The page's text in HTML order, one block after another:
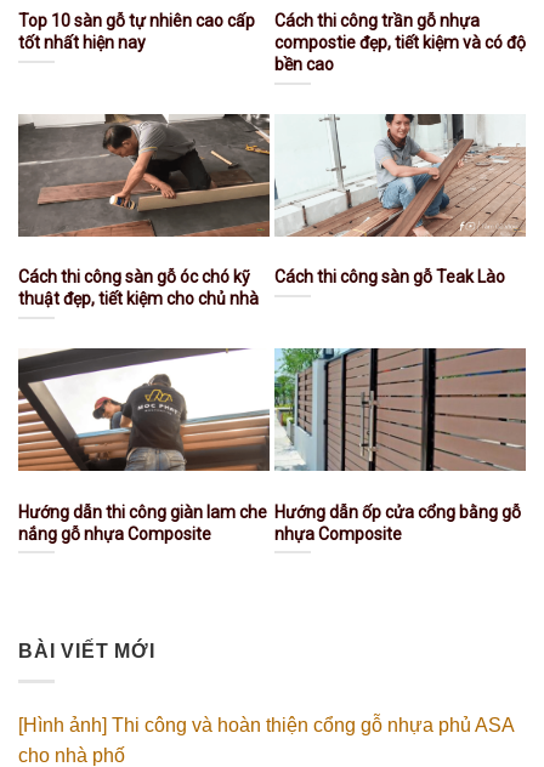
Top 10 sàn gỗ tự nhiên cao cấp
tốt nhất hiện nay
Cách thi công trần gỗ nhựa
compostie đẹp, tiết kiệm và có độ
bền cao
Cách thi công sàn gỗ óc chó kỹ
thuật đẹp, tiết kiệm cho chủ nhà
Cách thi công sàn gỗ Teak Lào
Hướng dẫn thi công giàn lam che
nắng gỗ nhựa Composite
Hướng dẫn ốp cửa cổng bằng gỗ
nhựa Composite
BÀI VIẾT MỚI
[Hình ảnh] Thi công và hoàn thiện cổng gỗ nhựa phủ ASA
cho nhà phố